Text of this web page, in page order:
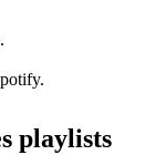
.
playlists